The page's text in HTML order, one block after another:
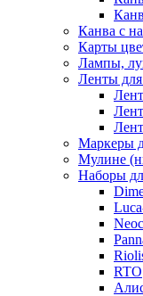
Канва с
Карты
Лампы,
Ленты
Маркеры
Мулине
Наборы
RTO